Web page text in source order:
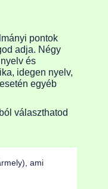
pontok
adja. Négy
és
idegen nyelv,
egyéb
választhatod
ami